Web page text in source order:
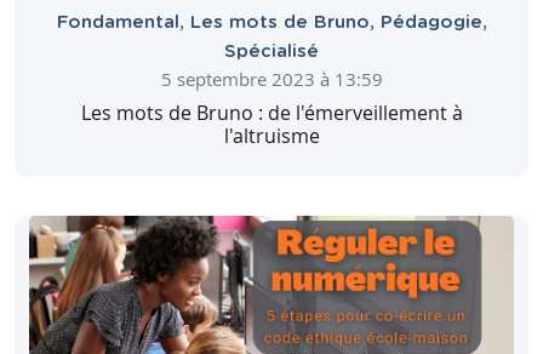
Fondamental, Les mots de Bruno, Pédagogie,
Spécialisé
5 septembre 2023 à 13:59
Les mots de Bruno : de l'émerveillement à
l'altruisme